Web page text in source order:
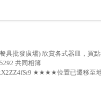
具批發廣場) 欣賞各式器皿，買
共同相簿
★★★★位置已遷移至